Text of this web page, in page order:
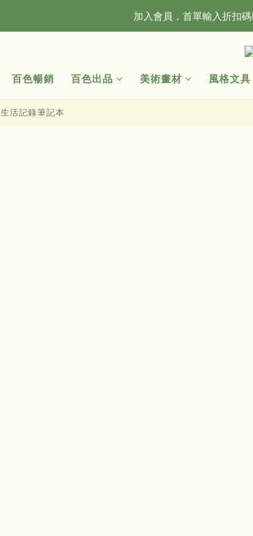
全站滿
加入會員，首單輸入折扣
全站滿
百色暢銷 百色出品 美術畫材 風格文具
生活記錄筆記本